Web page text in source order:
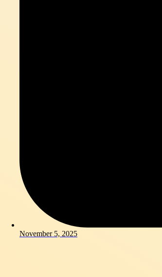
November 5, 2025